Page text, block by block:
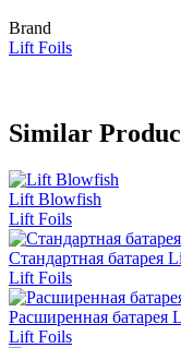
Brand
Lift Foils
Similar
Lift Blowfish
Lift Foils
Стандартная батарея
Lift Foils
Расширенная батарея
Lift Foils